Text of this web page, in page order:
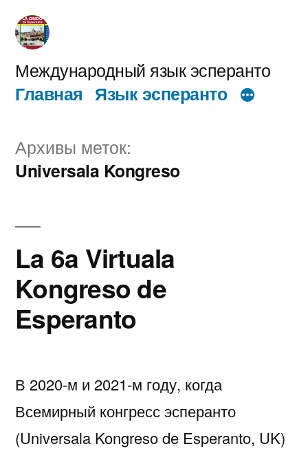
Перейти
содержимому
Международный язык эсперанто
Главная Язык эсперанто
Архивы меток:
Universala Kongreso
La 6a Virtuala
Kongreso de
Esperanto
В 2020-м и 2021-м году, когда
Всемирный конгресс эсперанто
(Universala Kongreso de Esperanto, UK)